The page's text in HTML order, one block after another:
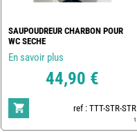
SAUPOUDREUR CHARBON POUR
WC SECHE
En savoir plus
44,90 €
ref : TTT-STR-STR
1